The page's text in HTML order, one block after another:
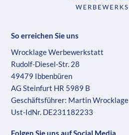
So erreichen Sie uns
Wrocklage Werbewerkstatt
Rudolf-Diesel-Str. 28
49479 Ibbenbüren
AG Steinfurt HR 5989 B
Geschäftsführer: Martin Wrocklage
Ust-IdNr. DE231182233